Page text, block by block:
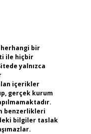
bir
ile hiçbir
yalnızca
içerikler
gerçek kurum
benzerlikleri
bilgiler taslak